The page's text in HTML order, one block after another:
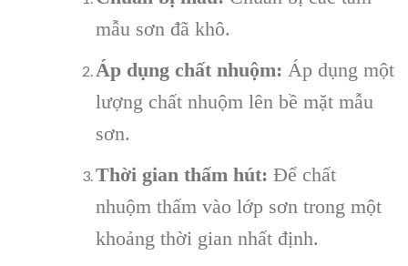
mẫu sơn đã khô.
Áp dụng chất nhuộm: Áp dụng một
lượng chất nhuộm lên bề mặt mẫu
sơn.
Thời gian thấm hút: Để chất
nhuộm thấm vào lớp sơn trong một
khoảng thời gian nhất định.